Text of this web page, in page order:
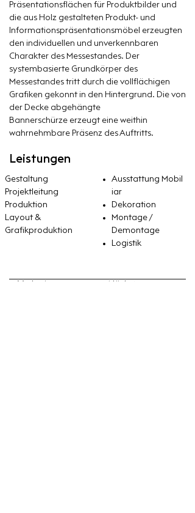
Präsentationsflächen für Produktbilder und
die aus Holz gestalteten Produkt- und
Informationspräsentationsmöbel erzeugten
den individuellen und unverkennbaren
Charakter des Messestandes. Der
systembasierte Grundkörper des
Messestandes tritt durch die vollflächigen
Grafiken gekonnt in den Hintergrund. Die von
der Decke abgehängte
Bannerschürze erzeugt eine weithin
wahrnehmbare Präsenz des Auftritts.
Leistungen
Gestaltung
Projektleitung
Produktion
​Layout &
Grafikproduktion
Ausstattung Mobil
iar
Dekoration
Montage /
Demontage
Logistik